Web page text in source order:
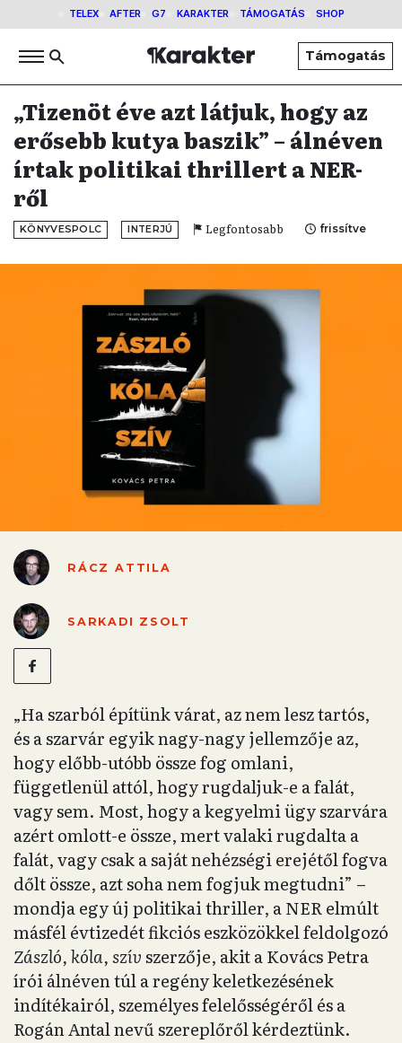
TELEX AFTER G7 KARAKTER TÁMOGATÁS SHOP
Támogatás
„Tizenöt éve azt látjuk, hogy az
erősebb kutya baszik” – álnéven
írtak politikai thrillert a NER-
ről
KÖNYVESPOLC INTERJÚ Legfontosabb frissítve
RÁCZ ATTILA
SARKADI ZSOLT
„Ha szarból építünk várat, az nem lesz tartós,
és a szarvár egyik nagy-nagy jellemzője az,
hogy előbb-utóbb össze fog omlani,
függetlenül attól, hogy rugdaljuk-e a falát,
vagy sem. Most, hogy a kegyelmi ügy szarvára
azért omlott-e össze, mert valaki rugdalta a
falát, vagy csak a saját nehézségi erejétől fogva
dőlt össze, azt soha nem fogjuk megtudni” –
mondja egy új politikai thriller, a NER elmúlt
másfél évtizedét fikciós eszközökkel feldolgozó
Zászló, kóla, szívszerzője, akit a Kovács Petra
írói álnéven túl a regény keletkezésének
indítékairól, személyes felelősségéről és a
Rogán Antal nevű szereplőről kérdeztünk.